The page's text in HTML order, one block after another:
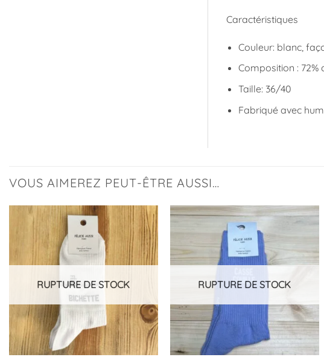
Caractéristiques
Couleur: blanc,
Composition : 72%
Taille: 36/40
Fabriqué avec
VOUS AIMEREZ PEUT-ÊTRE AUSSI…
Ajouter
à la
d’envies
RUPTURE DE STOCK
d’envies
RUPTURE DE STOCK